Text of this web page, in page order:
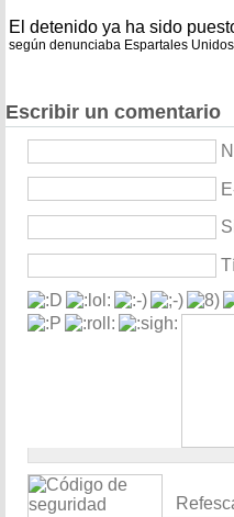
El detenido ya ha sido
según denunciaba Espartales
Escribir un comentario